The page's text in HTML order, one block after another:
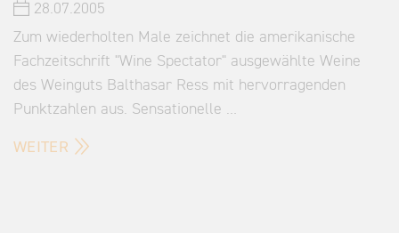
28.07.2005
Zum wiederholten Male zeichnet die amerikanische
Fachzeitschrift "Wine Spectator" ausgewählte Weine
des Weinguts Balthasar Ress mit hervorragenden
Punktzahlen aus. Sensationelle …
WEITER